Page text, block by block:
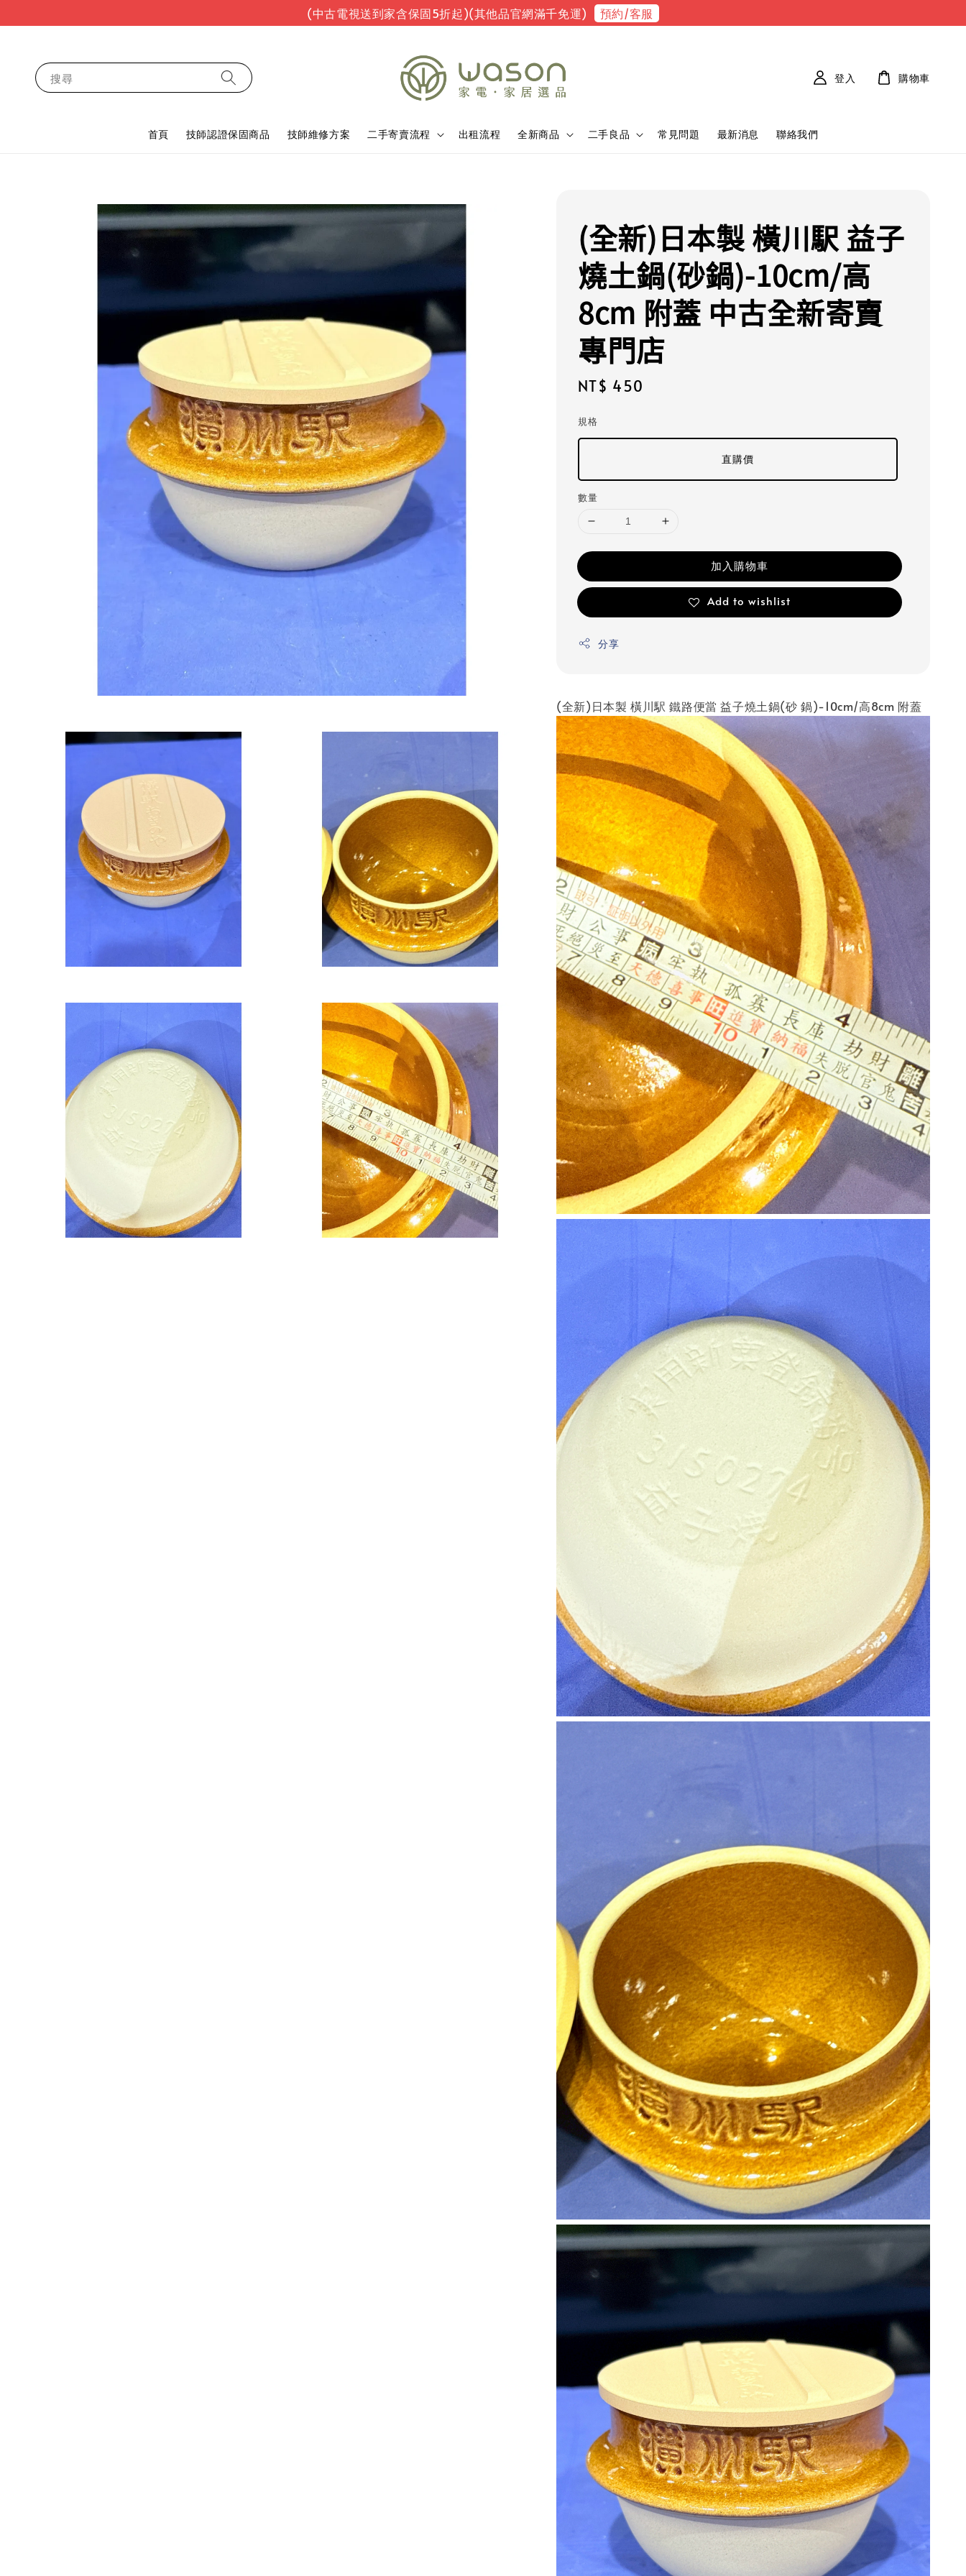
(中古電視送到家含保固5折起)(其他品官網滿千免運) 預約/客服
搜尋
首頁 技師認證保固商品 技師維修方案 二手寄賣流程 出租流程 全新商品 二手良品 常見問題 最新消息 聯絡我們
登入 購物車
(全新)日本製 橫川駅 益子
燒土鍋(砂鍋)-10cm/高
8cm 附蓋 中古全新寄賣
專門店
Regular
NT$ 450
規格
直購價
數量
加入購物車
Add to wishlist
分享
(全新)日本製 橫川駅 鐵路便當 益子燒土鍋(砂 鍋)-10cm/高8cm 附蓋